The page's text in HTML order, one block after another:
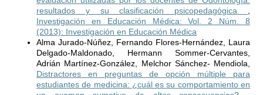
resultados y su clasificación psicopedagógica ,
Investigación en Educación Médica: Vol. 2 Núm. 8
(2013): Investigación en Educación Médica
Alma Jurado-Núñez, Fernando Flores-Hernández, Laura
Delgado-Maldonado, Hermann Sommer-Cervantes,
Adrián Martínez-González, Melchor Sánchez- Mendiola,
Distractores en preguntas de opción múltiple para
estudiantes de medicina: ¿cuál es su comportamiento en